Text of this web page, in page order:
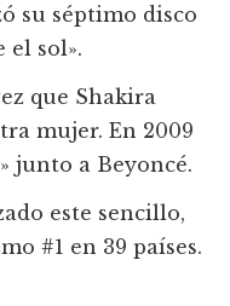
su séptimo disco
el sol».
que Shakira
mujer. En 2009
junto a Beyoncé.
este sencillo,
#1 en 39 países.